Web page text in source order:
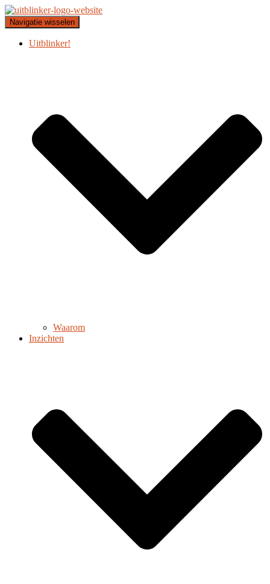
Navigatie wisselen
Uitblinker!
Waarom
Inzichten